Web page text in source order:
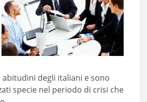
degli italiani e sono
specie nel periodo di crisi che